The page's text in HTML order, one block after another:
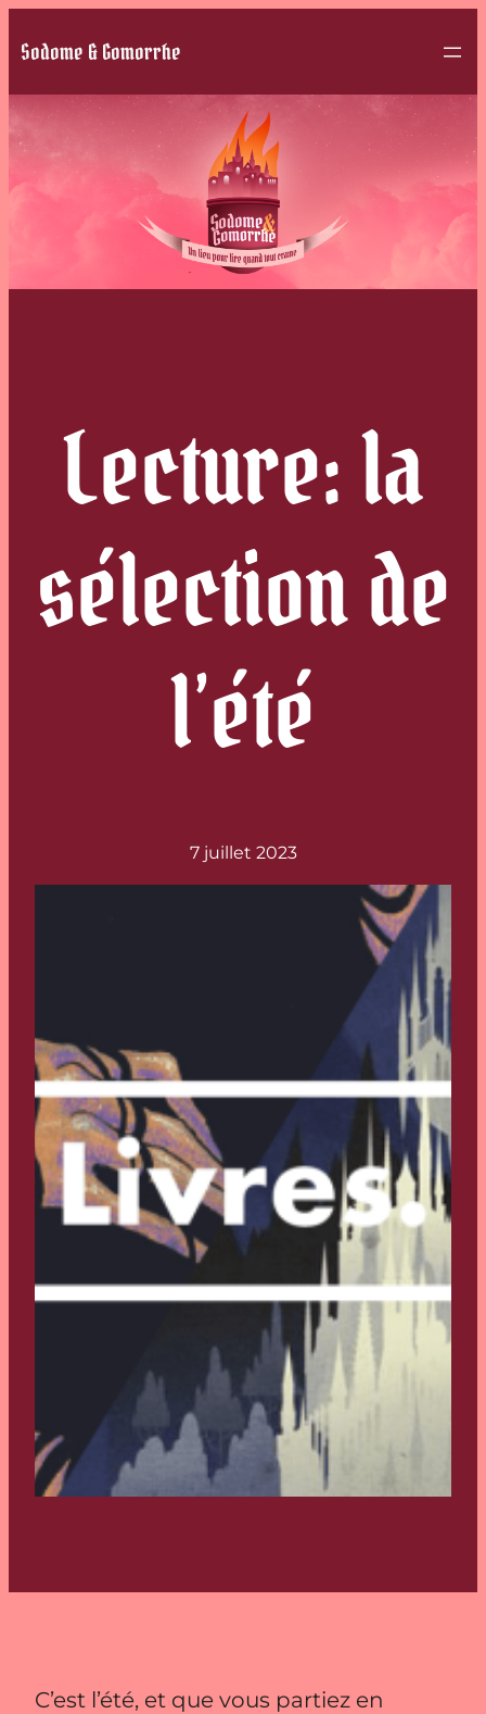
Sodome & Gomorrhe
Lecture: la
sélection de
l’été
7 juillet 2023
C’est l’été, et que vous partiez en